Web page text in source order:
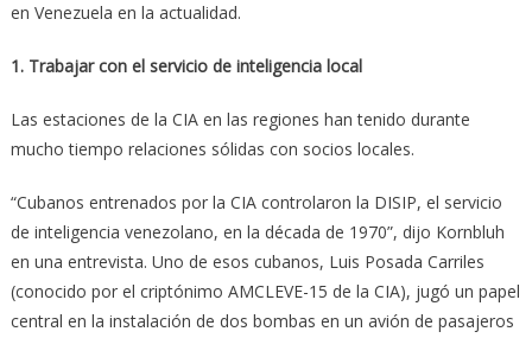
en Venezuela en la actualidad.
1. Trabajar con el servicio de inteligencia local
Las estaciones de la CIA en las regiones han tenido durante
mucho tiempo relaciones sólidas con socios locales.
“Cubanos entrenados por la CIA controlaron la DISIP, el servicio
de inteligencia venezolano, en la década de 1970”, dijo Kornbluh
en una entrevista. Uno de esos cubanos, Luis Posada Carriles
(conocido por el criptónimo AMCLEVE-15 de la CIA), jugó un papel
central en la instalación de dos bombas en un avión de pasajeros